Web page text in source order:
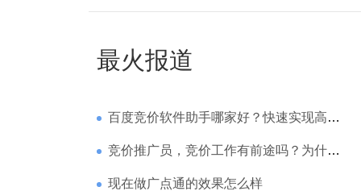
最火报道
百度竞价软件助手哪家好？快速实现高回报哪家强？
竞价推广员，竞价工作有前途吗？为什么待遇那么高
现在做广点通的效果怎么样